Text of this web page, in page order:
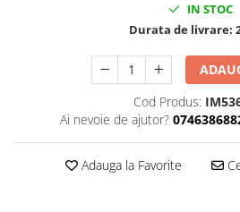
Chei buson baie ulei
Chei filtru ulei
Recuperatoare de ulei
Aparate de nituit si capsat
IN STOC
Durata de livrare:
Cod Produs:
Ai nevoie de ajutor?
Adauga la Favorite